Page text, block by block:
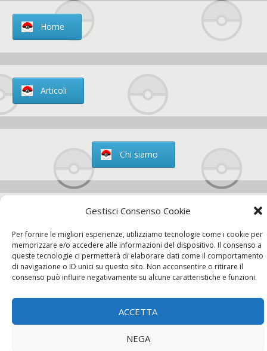
Gestisci Consenso Cookie
Per fornire le migliori esperienze, utilizziamo tecnologie come i cookie per
memorizzare e/o accedere alle informazioni del dispositivo. Il consenso a
queste tecnologie ci permetterà di elaborare dati come il comportamento
di navigazione o ID unici su questo sito. Non acconsentire o ritirare il
consenso può influire negativamente su alcune caratteristiche e funzioni.
ACCETTA
NEGA
Home
Articoli
Chi siamo
Contatti
Chi siamo Contatti Privacy Policy